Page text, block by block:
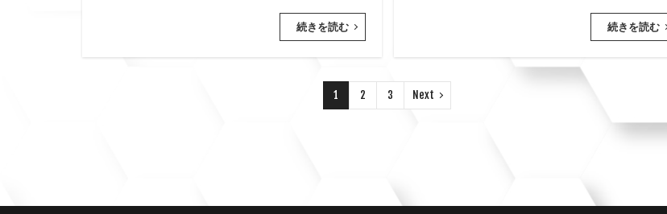
続きを読む 続きを読む
1 2 3 Next